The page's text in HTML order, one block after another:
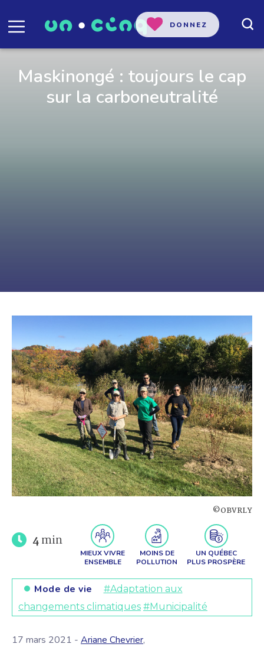
DONNEZ
Maskinongé : toujours le cap
sur la carboneutralité
©OBVRLY
4min
MIEUX VIVRE
ENSEMBLE
MOINS DE
POLLUTION
UN QUÉBEC
PLUS PROSPÈRE
Mode de vie
#Adaptation aux
changements climatiques #Municipalité
17 mars 2021 - Ariane Chevrier,